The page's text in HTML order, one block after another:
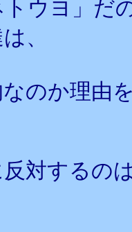
ウヨ」だ
、
のか理由
反対するの